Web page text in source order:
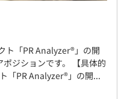
ト「PR Analyzer®」の開
ジションです。 【具体的
「PR Analyzer®」の開...